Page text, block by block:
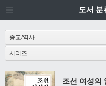
도서 분
조선 여성의